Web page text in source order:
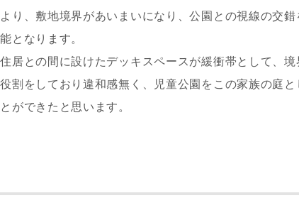
り、敷地境界があいまいになり、公園との視線の交錯
となります。
居との間に設けたデッキスペースが緩衝帯として、境
割をしており違和感無く、児童公園をこの家族の庭と
ができたと思います。
ご住所 郵便番号
都道府県